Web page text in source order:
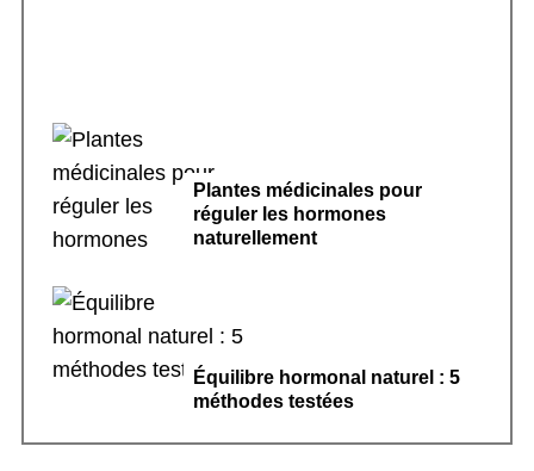
Plantes médicinales pour
réguler les hormones
naturellement
Équilibre hormonal naturel : 5
méthodes testées